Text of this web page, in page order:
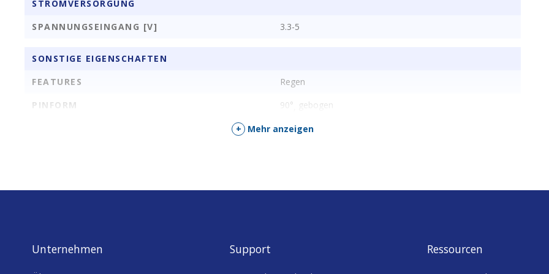
STROMVERSORGUNG
SPANNUNGSEINGANG [V]
3.3-5
SONSTIGE EIGENSCHAFTEN
FEATURES
Regen
PINFORM
90° gebogen
4
+ Mehr anzeigen
Unternehmen Support Ressourcen